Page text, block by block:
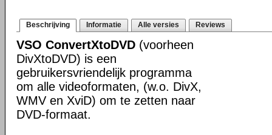
Beschrijving Informatie Alle versies Reviews
VSO ConvertXtoDVD (voorheen
DivXtoDVD) is een
gebruikersvriendelijk programma
om alle videoformaten, (w.o. DivX,
WMV en XviD) om te zetten naar
DVD-formaat.